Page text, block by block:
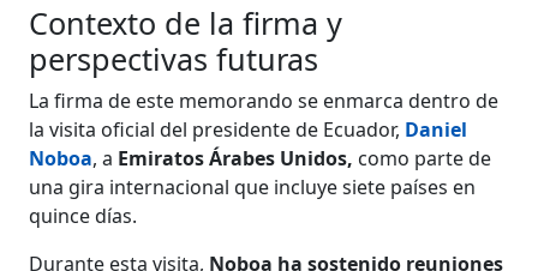
Contexto de la firma y
perspectivas futuras
La firma de este memorando se enmarca dentro de
la visita oficial del presidente de Ecuador, Daniel
Noboa, a Emiratos Árabes Unidos, como parte de
una gira internacional que incluye siete países en
quince días.
Durante esta visita, Noboa ha sostenido reuniones